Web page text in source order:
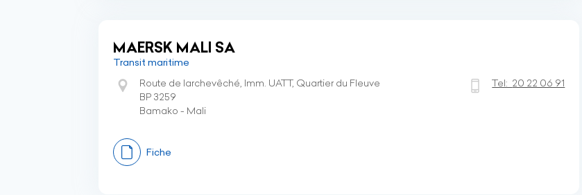
MAERSK MALI SA
Transit maritime
Route de larchevêché, Imm. UATT, Quartier du Fleuve
BP 3259
Bamako - Mali
Tel: 20 22 06 91
Fiche